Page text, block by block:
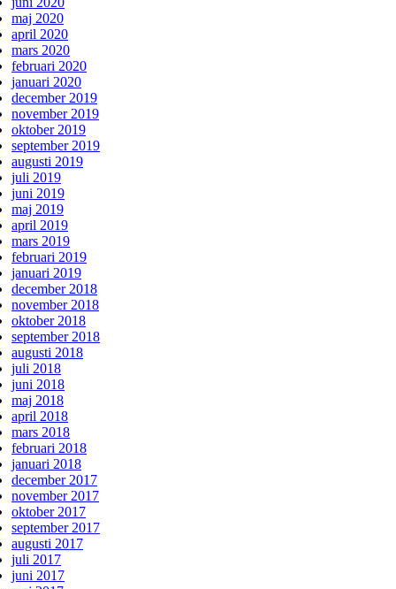
maj 2020
april 2020
mars 2020
februari 2020
januari 2020
december 2019
november 2019
oktober 2019
september 2019
augusti 2019
juli 2019
juni 2019
maj 2019
april 2019
mars 2019
februari 2019
januari 2019
december 2018
november 2018
oktober 2018
september 2018
augusti 2018
juli 2018
juni 2018
maj 2018
april 2018
mars 2018
februari 2018
januari 2018
december 2017
november 2017
oktober 2017
september 2017
augusti 2017
juli 2017
juni 2017